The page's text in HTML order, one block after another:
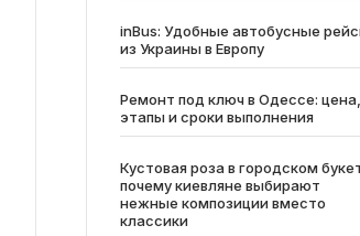
inBus: Удобные автобусные
из Украины в Европу
Ремонт под ключ в Одессе: цена,
этапы и сроки выполнения
Кустовая роза в городском
почему киевляне выбирают
нежные композиции вместо
классики